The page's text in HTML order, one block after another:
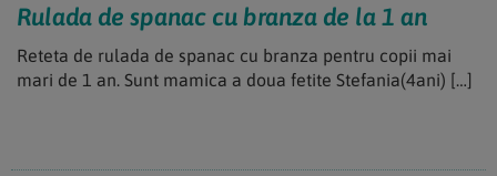
Rulada de spanac cu branza de la 1 an
Reteta de rulada de spanac cu branza pentru copii mai
mari de 1 an. Sunt mamica a doua fetite Stefania(4ani) […]